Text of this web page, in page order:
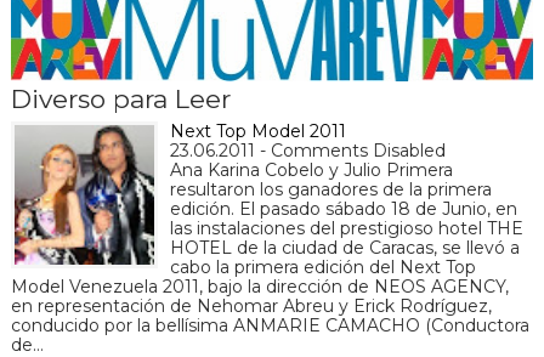
Diverso para Leer
Next Top Model 2011
23.06.2011 - Comments Disabled
Ana Karina Cobelo y Julio Primera
resultaron los ganadores de la primera
edición. El pasado sábado 18 de Junio, en
las instalaciones del prestigioso hotel THE
HOTEL de la ciudad de Caracas, se llevó a
cabo la primera edición del Next Top
Model Venezuela 2011, bajo la dirección de NEOS AGENCY,
en representación de Nehomar Abreu y Erick Rodríguez,
conducido por la bellísima ANMARIE CAMACHO (Conductora
de…